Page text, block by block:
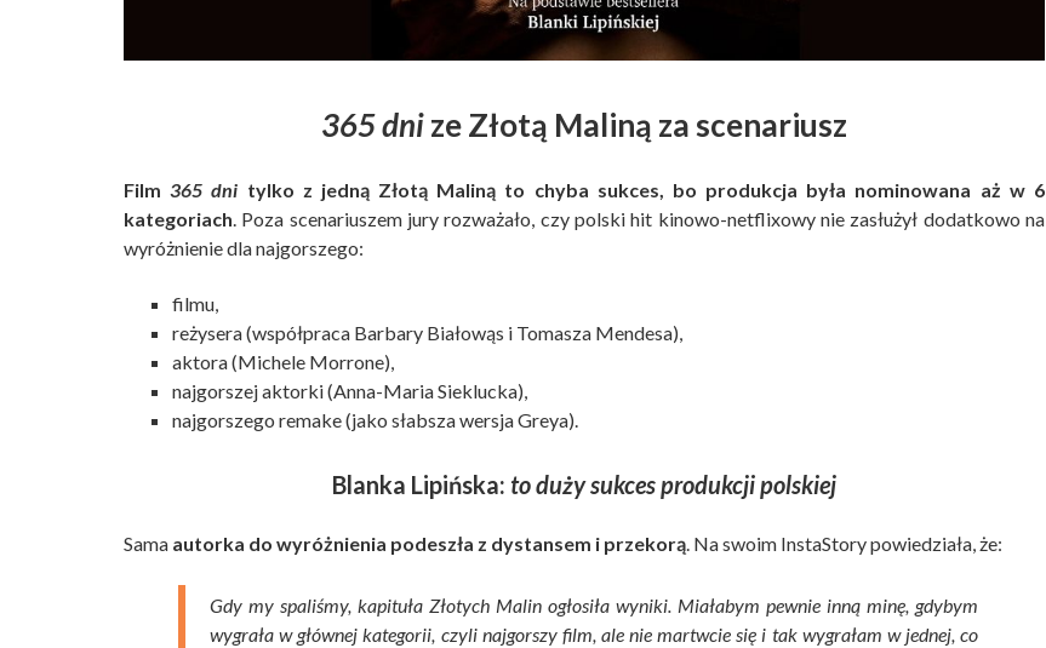
365 dnize Złotą Maliną za scenariusz
Film365 dni tylko z jedną Złotą Maliną to chyba sukces, bo produkcja była nominowana aż w 6
kategoriach. Poza scenariuszem jury rozważało, czy polski hit kinowo-netflixowy nie zasłużył dodatkowo na
wyróżnienie dla najgorszego:
filmu,
reżysera (współpraca Barbary Białowąs i Tomasza Mendesa),
aktora (Michele Morrone),
najgorszej aktorki (Anna-Maria Sieklucka),
najgorszego remake (jako słabsza wersja Greya).
Blanka Lipińska: to duży sukces produkcji polskiej
Sama autorka do wyróżnienia podeszła z dystansem i przekorą. Na swoim InstaStory powiedziała, że:
Gdy my spaliśmy, kapituła Złotych Malin ogłosiła wyniki. Miałabym pewnie inną minę, gdybym
wygrała w głównej kategorii, czyli najgorszy film, ale nie martwcie się i tak wygrałam w jednej, co